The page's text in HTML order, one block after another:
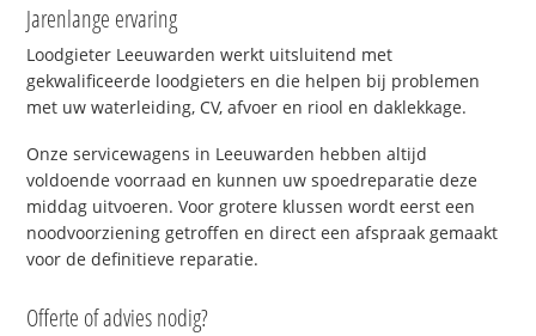
Jarenlange ervaring
Loodgieter Leeuwarden werkt uitsluitend met
gekwalificeerde loodgieters en die helpen bij problemen
met uw waterleiding, CV, afvoer en riool en daklekkage.
Onze servicewagens in Leeuwarden hebben altijd
voldoende voorraad en kunnen uw spoedreparatie deze
middag uitvoeren. Voor grotere klussen wordt eerst een
noodvoorziening getroffen en direct een afspraak gemaakt
voor de definitieve reparatie.
Offerte of advies nodig?